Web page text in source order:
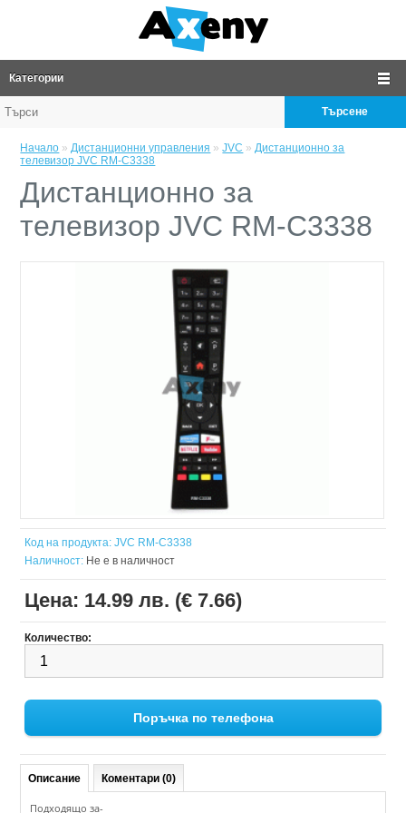
Категории
Търсене
Начало »Дистанционни управления »JVC »Дистанционно за
телевизор JVC RM-C3338
Дистанционно за
телевизор JVC RM-C3338
Код на продукта: JVC RM-C3338
Наличност: Не е в наличност
Цена: 14.99 лв. (€ 7.66)
Количество:
Поръчка по телефона
Описание Коментари (0)
Подходящо за-